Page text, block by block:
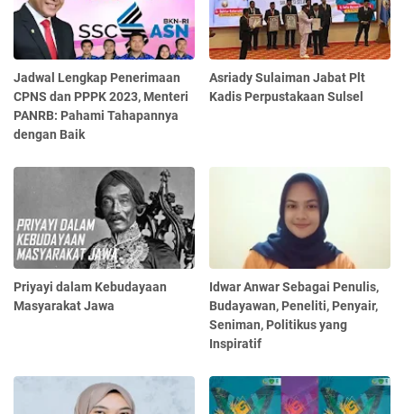
Jadwal Lengkap Penerimaan
CPNS dan PPPK 2023, Menteri
PANRB: Pahami Tahapannya
dengan Baik
Asriady Sulaiman Jabat Plt
Kadis Perpustakaan Sulsel
Priyayi dalam Kebudayaan
Masyarakat Jawa
Idwar Anwar Sebagai Penulis,
Budayawan, Peneliti, Penyair,
Seniman, Politikus yang
Inspiratif